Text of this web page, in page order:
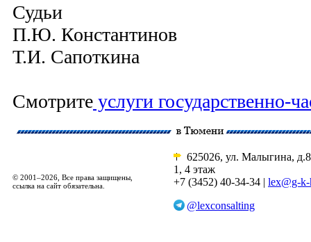
Судьи
П.Ю. Константинов
Т.И. Сапоткина
Смотрите услуги государственно-
© 2001–2026, Все права защищены,
ссылка на сайт обязательна.
625026, ул. Малыгина,
1, 4 этаж
+7 (3452) 40-34-34 | lex@g-
@lexconsalting